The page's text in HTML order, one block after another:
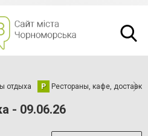
отдыха Р Рестораны, кафе,
- 09.06.26